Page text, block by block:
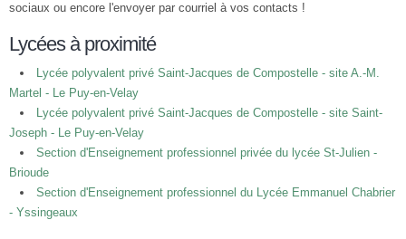
sociaux ou encore l'envoyer par courriel à vos contacts !
Lycées à proximité
Lycée polyvalent privé Saint-Jacques de Compostelle - site A.-M.
Martel - Le Puy-en-Velay
Lycée polyvalent privé Saint-Jacques de Compostelle - site Saint-
Joseph - Le Puy-en-Velay
Section d'Enseignement professionnel privée du lycée St-Julien -
Brioude
Section d'Enseignement professionnel du Lycée Emmanuel Chabrier
- Yssingeaux